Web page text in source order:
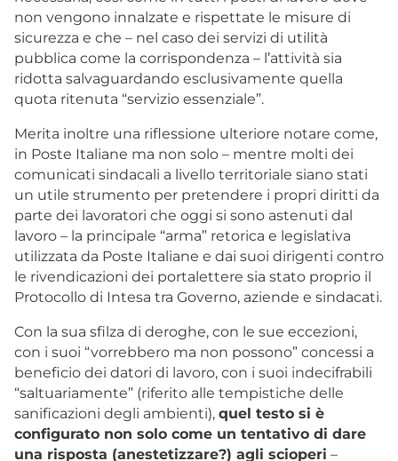
non vengono innalzate e rispettate le misure di
sicurezza e che – nel caso dei servizi di utilità
pubblica come la corrispondenza – l’attività sia
ridotta salvaguardando esclusivamente quella
quota ritenuta “servizio essenziale”.
Merita inoltre una riflessione ulteriore notare come,
in Poste Italiane ma non solo – mentre molti dei
comunicati sindacali a livello territoriale siano stati
un utile strumento per pretendere i propri diritti da
parte dei lavoratori che oggi si sono astenuti dal
lavoro – la principale “arma” retorica e legislativa
utilizzata da Poste Italiane e dai suoi dirigenti contro
le rivendicazioni dei portalettere sia stato proprio il
Protocollo di Intesa tra Governo, aziende e sindacati.
Con la sua sfilza di deroghe, con le sue eccezioni,
con i suoi “vorrebbero ma non possono” concessi a
beneficio dei datori di lavoro, con i suoi indecifrabili
“saltuariamente” (riferito alle tempistiche delle
sanificazioni degli ambienti), quel testo si è
configurato non solo come un tentativo di dare
una risposta (anestetizzare?) agli scioperi –